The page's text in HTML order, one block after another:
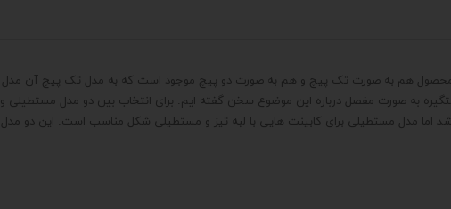
محصول هم به صورت تک پیچ و هم به صورت دو پیچ موجود است که به مدل تک پیچ آن مدل
به صورت مفصل درباره این موضوع سخن گفته ایم. برای انتخاب بین دو مدل مستطیلی و
اما مدل مستطیلی برای کابینت هایی با لبه تیز و مستطیلی شکل مناسب است. این دو مدل